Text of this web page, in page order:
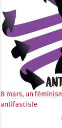
8 mars, un
antifasciste